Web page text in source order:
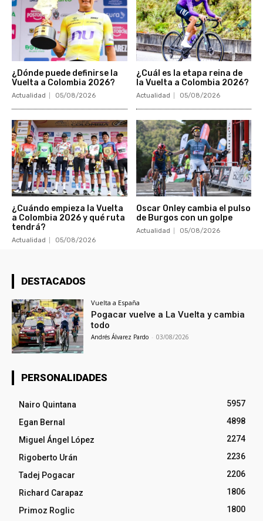
¿Dónde puede definirse la
Vuelta a Colombia 2026?
Actualidad 05/08/2026
¿Cuál es la etapa reina de
la Vuelta a Colombia 2026?
Actualidad 05/08/2026
¿Cuándo empieza la Vuelta
a Colombia 2026 y qué ruta
tendrá?
Actualidad 05/08/2026
Oscar Onley cambia el pulso
de Burgos con un golpe
Actualidad 05/08/2026
DESTACADOS
Vuelta a España
Pogacar vuelve a La Vuelta y cambia
todo
Andrés Álvarez Pardo - 03/08/2026
PERSONALIDADES
Nairo Quintana
5957
Egan Bernal
4898
Miguel Ángel López
2274
Rigoberto Urán
2236
Tadej Pogacar
2206
Richard Carapaz
1806
Primoz Roglic
1800